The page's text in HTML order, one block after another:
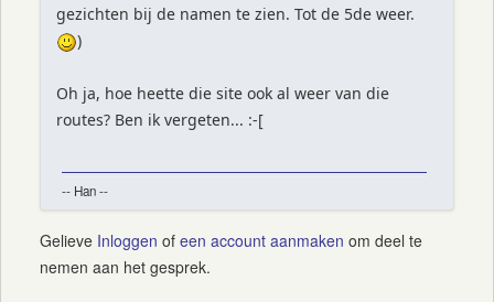
gezichten bij de namen te zien. Tot de 5de weer.
)
Oh ja, hoe heette die site ook al weer van die
routes? Ben ik vergeten... :-[
-- Han --
Gelieve Inloggen of een account aanmaken om deel te
nemen aan het gesprek.